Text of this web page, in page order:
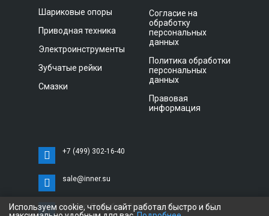
Шариковые опоры
Приводная техника
Электроинструменты
Зубчатые рейки
Смазки
Согласие на
обработку
персональных
данных
Политика обработки
персональных
данных
Правовая
информация
+7 (499) 302-16-40
sale@inner.su
г. Санкт-Петербург, Витебский проспект 11 С,
Используем cookie, чтобы сайт работал быстро и был